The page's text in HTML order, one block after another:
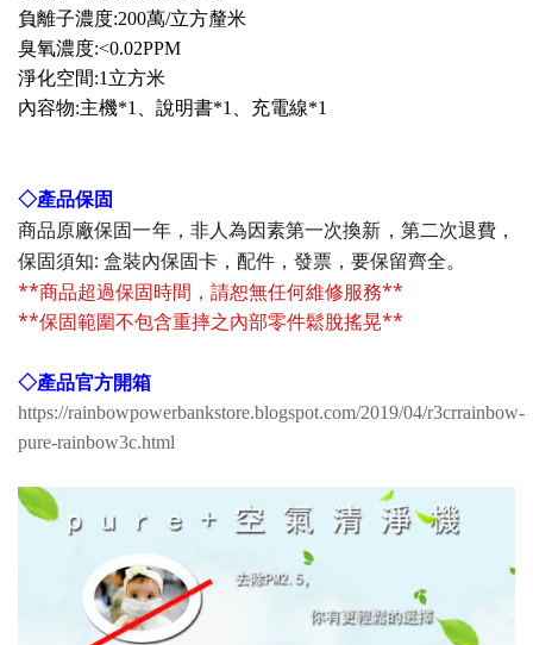
負離子濃度:200萬/立方釐米
臭氧濃度:<0.02PPM
淨化空間:1立方米
內容物:主機*1、說明書*1、充電線*1
◇產品保固
商品原廠保固一年，非人為因素第一次換新，第二次退費，
保固須知: 盒裝內保固卡，配件，發票，要保留齊全。
**商品超過保固時間，請恕無任何維修服務**
**保固範圍不包含重摔之內部零件鬆脫搖晃**
◇產品官方開箱
https://rainbowpowerbankstore.blogspot.com/2019/04/r3crrainbow-
pure-rainbow3c.html